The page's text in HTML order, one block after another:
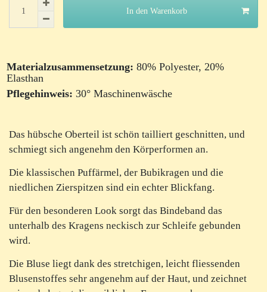
In den Warenkorb
Materialzusammensetzung: 80% Polyester, 20%
Elasthan
Pflegehinweis: 30° Maschinenwäsche
Das hübsche Oberteil ist schön tailliert geschnitten, und
schmiegt sich angenehm den Körperformen an.
Die klassischen Puffärmel, der Bubikragen und die
niedlichen Zierspitzen sind ein echter Blickfang.
Für den besonderen Look sorgt das Bindeband das
unterhalb des Kragens neckisch zur Schleife gebunden
wird.
Die Bluse liegt dank des stretchigen, leicht fliessenden
Blusenstoffes sehr angenehm auf der Haut, und zeichnet